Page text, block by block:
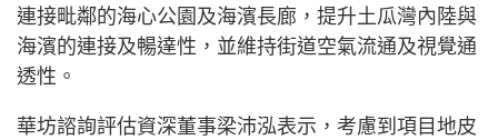
連接毗鄰的海心公園及海濱長廊，提升土瓜灣內陸與
海濱的連接及暢達性，並維持街道空氣流通及視覺通
透性。
華坊諮詢評估資深董事梁沛泓表示，考慮到項目地皮